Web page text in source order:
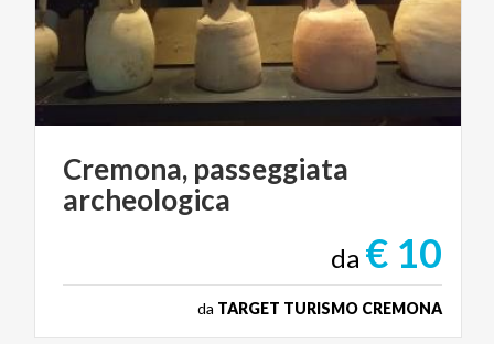
Cremona, passeggiata
archeologica
da € 10
da TARGET TURISMO CREMONA